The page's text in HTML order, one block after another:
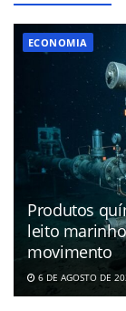
ECONOMIA
Produtos
leito
movimento
6 DE AGOSTO DE